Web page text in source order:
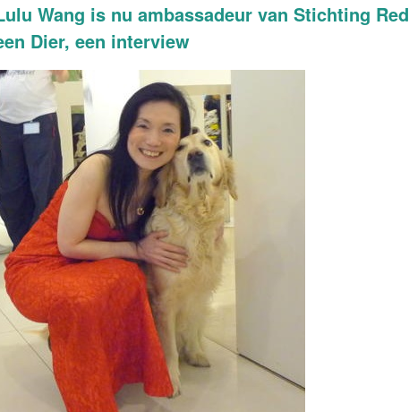
Wang is nu ambassadeur van Stichting Red
Dier, een interview